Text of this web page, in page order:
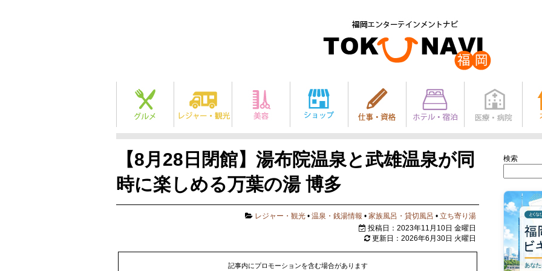
【8月28日閉館】湯布院温泉と武雄温泉が同
時に楽しめる万葉の湯 博多
レジャー・観光 • 温泉・銭湯情報 • 家族風呂・貸切風呂 • 立ち寄り湯
投稿日：2023年11月10日 金曜日
更新日：2026年6月30日 火曜日
記事内にプロモーションを含む場合があります
検索